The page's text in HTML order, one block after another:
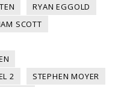
RYAN EGGOLD
SCOTT
2
STEPHEN MOYER